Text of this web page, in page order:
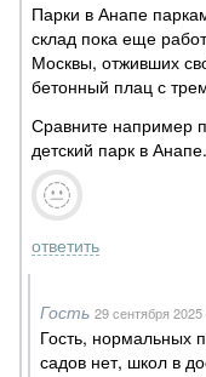
Парки в Анапе
склад пока еще
Москвы, отживших
бетонный плац с
Сравните например
детский парк в Анапе.
ответить
Гость 29 сентября 2025
Гость, нормальных
садов нет, школ в